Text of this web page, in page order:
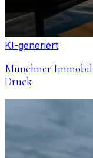
KI-generiert
Münchner
Druck